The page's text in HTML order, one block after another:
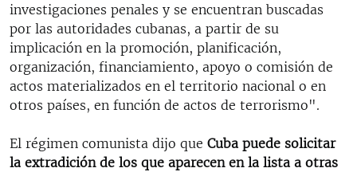
investigaciones penales y se encuentran buscadas
por las autoridades cubanas, a partir de su
implicación en la promoción, planificación,
organización, financiamiento, apoyo o comisión de
actos materializados en el territorio nacional o en
otros países, en función de actos de terrorismo".
El régimen comunista dijo que Cuba puede solicitar
la extradición de los que aparecen en la lista a otras